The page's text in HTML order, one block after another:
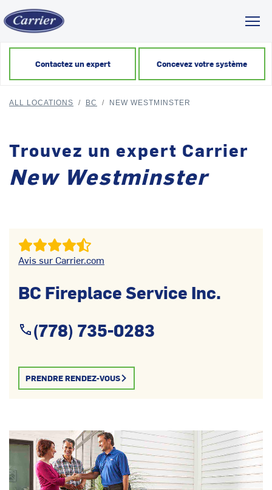
Contactez un expert Concevez votre système
ALL LOCATIONS / BC / NEW WESTMINSTER
Trouvez un expert Carrier
New Westminster
Avis sur Carrier.com
BC Fireplace Service Inc.
(778) 735-0283
PRENDRE RENDEZ-VOUS